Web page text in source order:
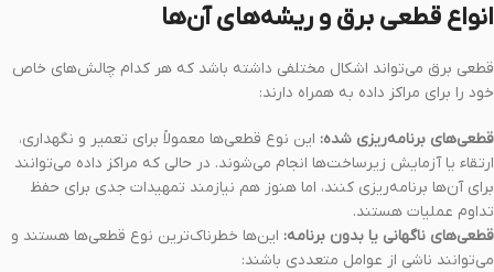
انواع قطعی برق و ریشه‌های آن‌ها
قطعی برق می‌تواند اشکال مختلفی داشته باشد که هر کدام چالش‌های خاص
خود را برای مراکز داده به همراه دارند:
قطعی‌های برنامه‌ریزی شده: این نوع قطعی‌ها معمولاً برای تعمیر و نگهداری،
ارتقاء یا آزمایش زیرساخت‌ها انجام می‌شوند. در حالی که مراکز داده می‌توانند
برای آن‌ها برنامه‌ریزی کنند، اما هنوز هم نیازمند تمهیدات جدی برای حفظ
تداوم عملیات هستند.
قطعی‌های ناگهانی یا بدون برنامه: این‌ها خطرناک‌ترین نوع قطعی‌ها هستند و
می‌توانند ناشی از عوامل متعددی باشند: